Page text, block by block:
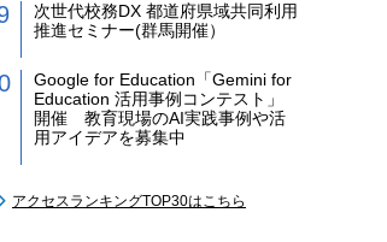
次世代校務DX 都道府県域共同利用
推進セミナー(群馬開催）
Google for Education「Gemini for
Education 活用事例コンテスト」
開催 教育現場のAI実践事例や活
用アイデアを募集中
アクセスランキングTOP30はこちら